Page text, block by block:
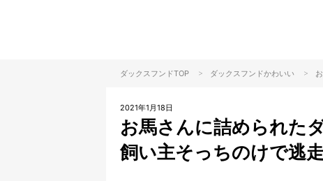
ダックスフンドTOP > ダックスフンドかわいい >
2021年1月18日
お馬さんに詰められた
飼い主そっちのけで逃